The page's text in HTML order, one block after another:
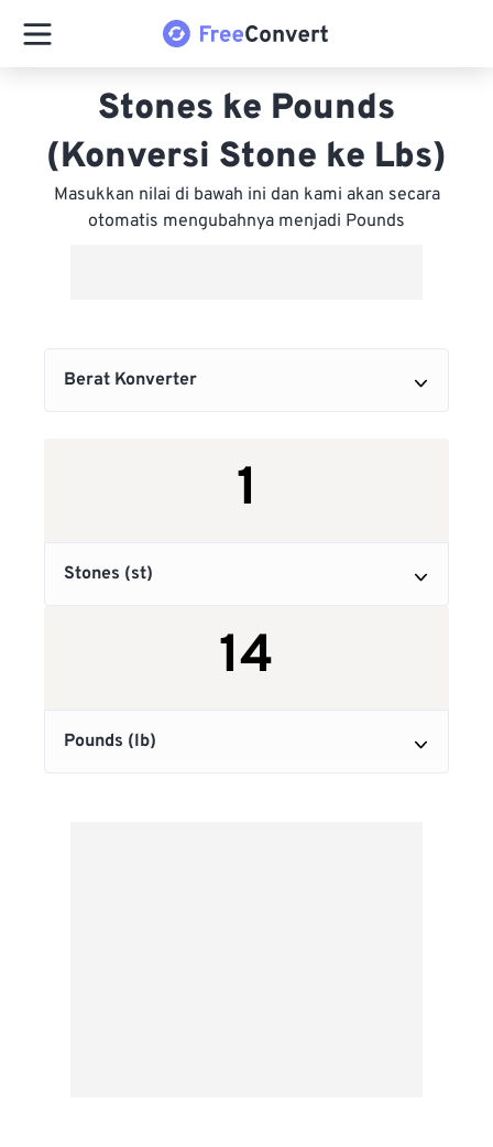
Stones ke Pounds
(Konversi Stone ke Lbs)
Masukkan nilai di bawah ini dan kami akan secara
otomatis mengubahnya menjadi Pounds